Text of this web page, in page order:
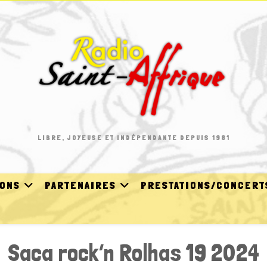
LIBRE, JOYEUSE ET INDÉPENDANTE DEPUIS 1981
PARTENAIRES PRESTATIONS/
Saca rock’n Rolhas 19 2024